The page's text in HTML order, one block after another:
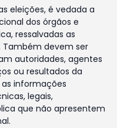
eleições, é vedada a
dos órgãos e
ressalvadas as
Também devem ser
autoridades, agentes
ou resultados da
informações
legais,
que não apresentem